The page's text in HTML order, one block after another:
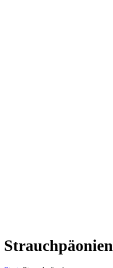
Strauchpäonien